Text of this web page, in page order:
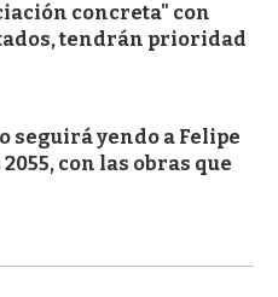
concreta" con
tendrán prioridad
seguirá yendo a Felipe
con las obras que